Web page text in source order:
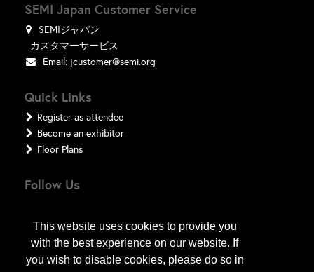
This website uses cookies to provide you
with the best experience on our website. If
you wish to disable cookies, please do so in
SEMI Japan Customer Service
SEMIジャパン
カスタマーサービス
Email: jcustomer@semi.org
Quick Links
Register as attendee
Become an exhibitor
Floor Plans
Follow Us